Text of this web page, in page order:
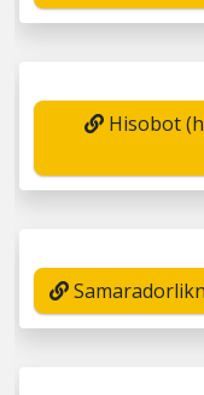
Hisobot